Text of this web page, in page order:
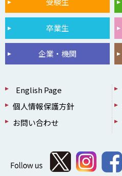
卒業生
企業・機関
English Page
個人情報保護方針
お問い合わせ